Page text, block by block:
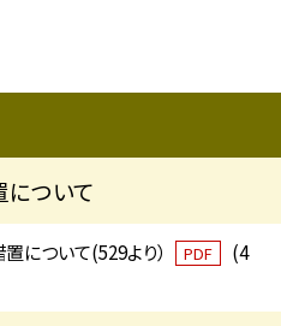
ついて
について(529より） PDF
(4